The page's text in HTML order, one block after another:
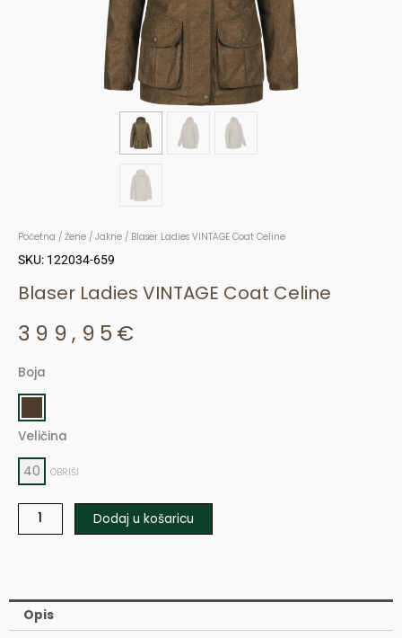
Početna / Žene / Jakne / Blaser Ladies VINTAGE Coat Celine
SKU: 122034-659
Blaser Ladies VINTAGE Coat Celine
399,95 €
Boja
Veličina
40 OBRIŠI
Blaser
VINTAGE
Celine
Dodaj u košaricu
Opis